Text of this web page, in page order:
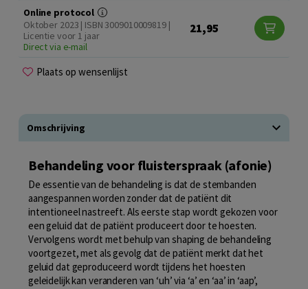
Online protocol
Oktober 2023 | ISBN 3009010009819 |
Licentie voor 1 jaar
Direct via e-mail
21,95
Plaats op wensenlijst
Omschrijving
Behandeling voor fluisterspraak (afonie)
De essentie van de behandeling is dat de stembanden
aangespannen worden zonder dat de patiënt dit
intentioneel nastreeft. Als eerste stap wordt gekozen voor
een geluid dat de patiënt produceert door te hoesten.
Vervolgens wordt met behulp van shaping de behandeling
voortgezet, met als gevolg dat de patiënt merkt dat het
geluid dat geproduceerd wordt tijdens het hoesten
geleidelijk kan veranderen van ‘uh’ via ‘a’ en ‘aa’ in ‘aap’,